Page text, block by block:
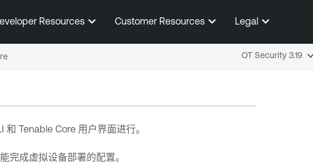
跳到主内容
Resources Customer Resources Legal
和 Tenable Core用户界面进行。
完成虚拟设备部署的配置。
OT Security 3.19